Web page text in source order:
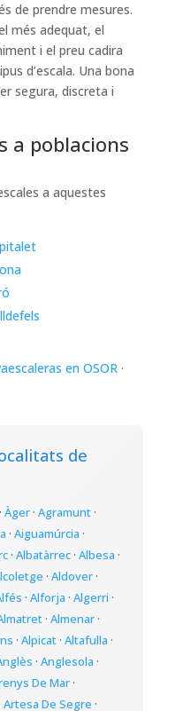
de prendre mesures.
més adequat, el
i el preu cadira
d’escala. Una bona
segura, discreta i
a poblacions
a aquestes
en OSOR·
de
· Àger· Agramunt·
· Aiguamúrcia ·
· Albatàrrec· Albesa ·
· Aldover·
· Alforja · Algerri ·
· Almenar·
· Alpicat· Altafulla ·
· Anglesola ·
De Mar·
Artesa De Segre ·